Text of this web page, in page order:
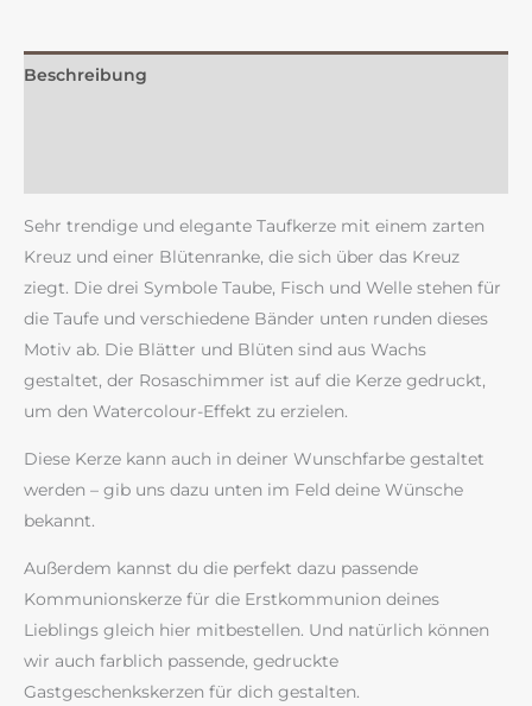
Beschreibung
Sehr trendige und elegante Taufkerze mit einem zarten
Kreuz und einer Blütenranke, die sich über das Kreuz
ziegt. Die drei Symbole Taube, Fisch und Welle stehen für
die Taufe und verschiedene Bänder unten runden dieses
Motiv ab. Die Blätter und Blüten sind aus Wachs
gestaltet, der Rosaschimmer ist auf die Kerze gedruckt,
um den Watercolour-Effekt zu erzielen.
Diese Kerze kann auch in deiner Wunschfarbe gestaltet
werden – gib uns dazu unten im Feld deine Wünsche
bekannt.
Außerdem kannst du die perfekt dazu passende
Kommunionskerze für die Erstkommunion deines
Lieblings gleich hier mitbestellen. Und natürlich können
wir auch farblich passende, gedruckte
Gastgeschenkskerzen für dich gestalten.